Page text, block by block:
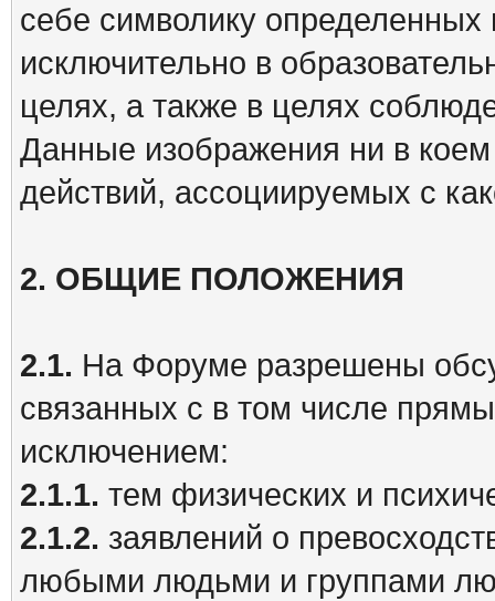
себе символику определенных
исключительно в
целях, а также в целях
Данные изображения ни в
действий, ассоциируемых с
2. ОБЩИЕ ПОЛОЖЕНИЯ
2.1. На Форуме разрешены
связанных с в том числе
исключением:
2.1.1. тем физических и
2.1.2. заявлений о
любыми людьми и группами